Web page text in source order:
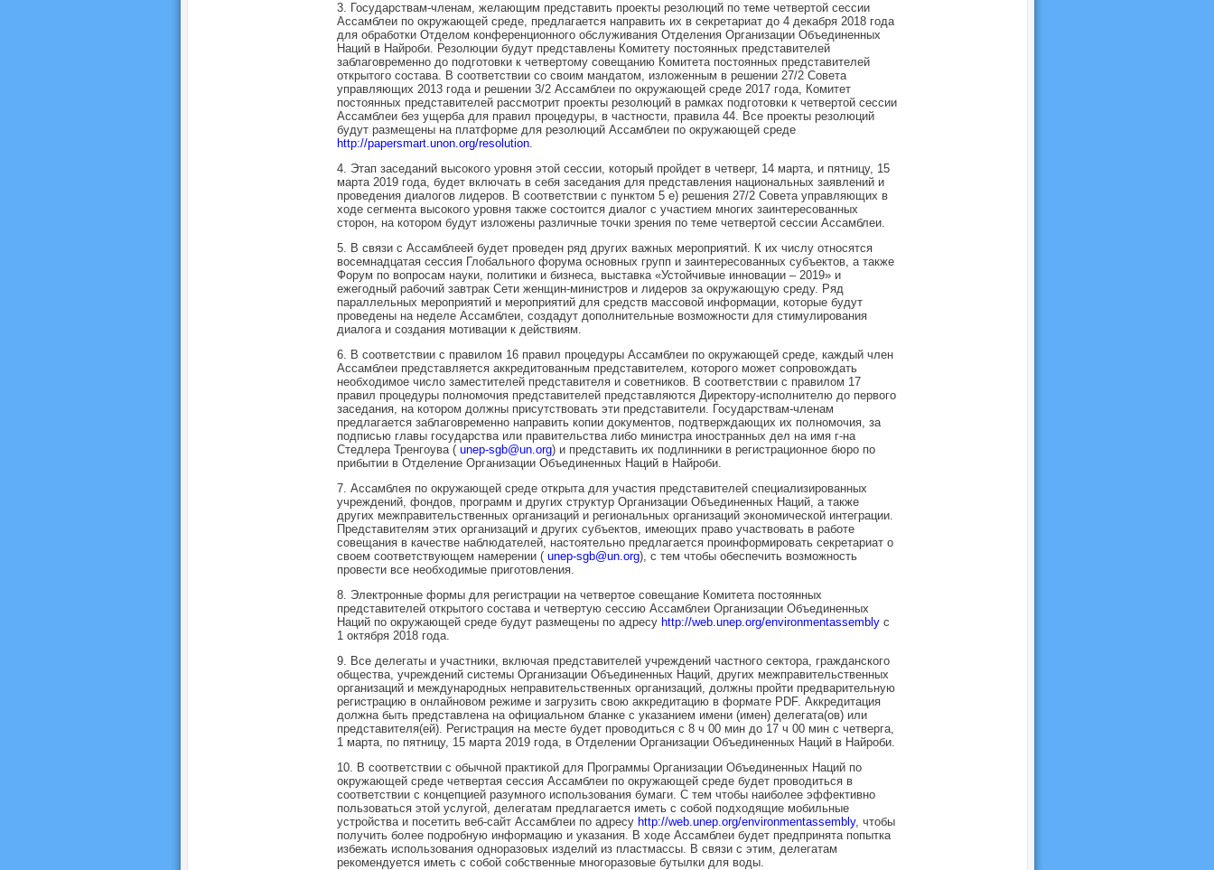
3. Государствам-членам, желающим представить проекты резолюций по теме четвертой сессии
Ассамблеи по окружающей среде, предлагается направить их в секретариат до 4 декабря 2018 года
для обработки Отделом конференционного обслуживания Отделения Организации Объединенных
Наций в Найроби. Резолюции будут представлены Комитету постоянных представителей
заблаговременно до подготовки к четвертому совещанию Комитета постоянных представителей
открытого состава. В соответствии со своим мандатом, изложенным в решении 27/2 Совета
управляющих 2013 года и решении 3/2 Ассамблеи по окружающей среде 2017 года, Комитет
постоянных представителей рассмотрит проекты резолюций в рамках подготовки к четвертой сессии
Ассамблеи без ущерба для правил процедуры, в частности, правила 44. Все проекты резолюций
будут размещены на платформе для резолюций Ассамблеи по окружающей среде
http://papersmart.unon.org/resolution.
4. Этап заседаний высокого уровня этой сессии, который пройдет в четверг, 14 марта, и пятницу, 15
марта 2019 года, будет включать в себя заседания для представления национальных заявлений и
проведения диалогов лидеров. В соответствии с пунктом 5 е) решения 27/2 Совета управляющих в
ходе сегмента высокого уровня также состоится диалог с участием многих заинтересованных
сторон, на котором будут изложены различные точки зрения по теме четвертой сессии Ассамблеи.
5. В связи с Ассамблеей будет проведен ряд других важных мероприятий. К их числу относятся
восемнадцатая сессия Глобального форума основных групп и заинтересованных субъектов, а также
Форум по вопросам науки, политики и бизнеса, выставка «Устойчивые инновации – 2019» и
ежегодный рабочий завтрак Сети женщин-министров и лидеров за окружающую среду. Ряд
параллельных мероприятий и мероприятий для средств массовой информации, которые будут
проведены на неделе Ассамблеи, создадут дополнительные возможности для стимулирования
диалога и создания мотивации к действиям.
6. В соответствии с правилом 16 правил процедуры Ассамблеи по окружающей среде, каждый член
Ассамблеи представляется аккредитованным представителем, которого может сопровождать
необходимое число заместителей представителя и советников. В соответствии с правилом 17
правил процедуры полномочия представителей представляются Директору-исполнителю до первого
заседания, на котором должны присутствовать эти представители. Государствам-членам
предлагается заблаговременно направить копии документов, подтверждающих их полномочия, за
подписью главы государства или правительства либо министра иностранных дел на имя г-на
Стедлера Тренгоува ( unep-sgb@un.org) и представить их подлинники в регистрационное бюро по
прибытии в Отделение Организации Объединенных Наций в Найроби.
7. Ассамблея по окружающей среде открыта для участия представителей специализированных
учреждений, фондов, программ и других структур Организации Объединенных Наций, а также
других межправительственных организаций и региональных организаций экономической интеграции.
Представителям этих организаций и других субъектов, имеющих право участвовать в работе
совещания в качестве наблюдателей, настоятельно предлагается проинформировать секретариат о
своем соответствующем намерении ( unep-sgb@un.org), с тем чтобы обеспечить возможность
провести все необходимые приготовления.
8. Электронные формы для регистрации на четвертое совещание Комитета постоянных
представителей открытого состава и четвертую сессию Ассамблеи Организации Объединенных
Наций по окружающей среде будут размещены по адресу http://web.unep.org/environmentassemblyс
1 октября 2018 года.
9. Все делегаты и участники, включая представителей учреждений частного сектора, гражданского
общества, учреждений системы Организации Объединенных Наций, других межправительственных
организаций и международных неправительственных организаций, должны пройти предварительную
регистрацию в онлайновом режиме и загрузить свою аккредитацию в формате PDF. Аккредитация
должна быть представлена на официальном бланке с указанием имени (имен) делегата(ов) или
представителя(ей). Регистрация на месте будет проводиться с 8 ч 00 мин до 17 ч 00 мин с четверга,
1 марта, по пятницу, 15 марта 2019 года, в Отделении Организации Объединенных Наций в Найроби.
10. В соответствии с обычной практикой для Программы Организации Объединенных Наций по
окружающей среде четвертая сессия Ассамблеи по окружающей среде будет проводиться в
соответствии с концепцией разумного использования бумаги. С тем чтобы наиболее эффективно
пользоваться этой услугой, делегатам предлагается иметь с собой подходящие мобильные
устройства и посетить веб-сайт Ассамблеи по адресу http://web.unep.org/environmentassembly, чтобы
получить более подробную информацию и указания. В ходе Ассамблеи будет предпринята попытка
избежать использования одноразовых изделий из пластмассы. В связи с этим, делегатам
рекомендуется иметь с собой собственные многоразовые бутылки для воды.